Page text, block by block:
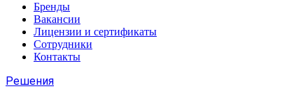
Бренды
Вакансии
Лицензии и сертификаты
Сотрудники
Контакты
Решения